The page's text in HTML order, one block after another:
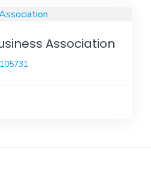
Association